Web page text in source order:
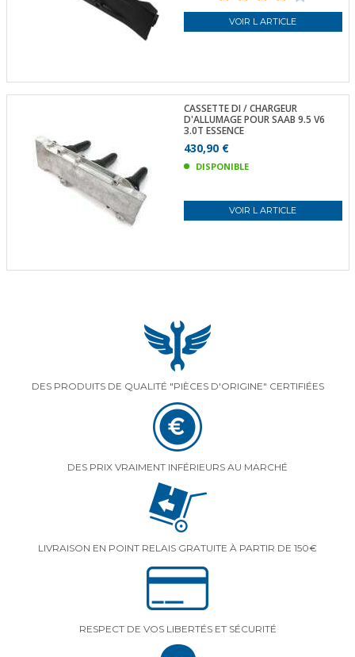
VOIR L ARTICLE
CASSETTE DI / CHARGEUR
D'ALLUMAGE POUR SAAB 9.5 V6
3.0T ESSENCE
430,90 €
DISPONIBLE
VOIR L ARTICLE
DES PRODUITS DE QUALITÉ "PIÈCES D'ORIGINE" CERTIFIÉES
DES PRIX VRAIMENT INFÉRIEURS AU MARCHÉ
LIVRAISON EN POINT RELAIS GRATUITE À PARTIR DE 150€
RESPECT DE VOS LIBERTÉS ET SÉCURITÉ